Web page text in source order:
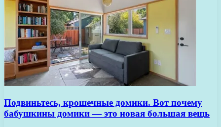
Подвиньтесь, крошечные домики. Вот почему
бабушкины домики — это новая большая вещь